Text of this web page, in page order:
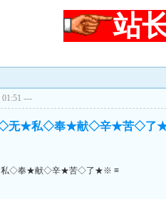
站
---
无★私◇奉★献◇辛★苦◇了
◇奉★献◇辛★苦◇了★※ ≡